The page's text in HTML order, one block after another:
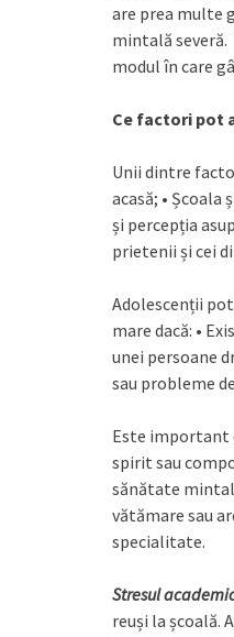
are prea multe
mintală
modul în care
Ce factori pot
Unii dintre
acasă; •
și percepția
prietenii și cei
Adolescenții
mare dacă: •
unei persoane
sau probleme
Este important
spirit sau
sănătate
vătămare sau
specialitate.
Stresul
reuși la școală.